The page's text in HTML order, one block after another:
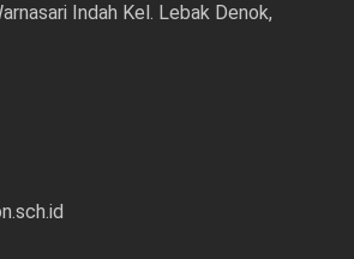
Indah Kel. Lebak Denok,